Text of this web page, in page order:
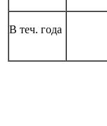
В теч. года